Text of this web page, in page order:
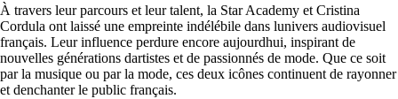
À travers leur parcours et leur talent, la Star Academy et Cristina
Cordula ont laissé une empreinte indélébile dans lunivers audiovisuel
français. Leur influence perdure encore aujourdhui, inspirant de
nouvelles générations dartistes et de passionnés de mode. Que ce soit
par la musique ou par la mode, ces deux icônes continuent de rayonner
et denchanter le public français.